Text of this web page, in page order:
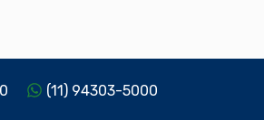
(11) 94303-5000